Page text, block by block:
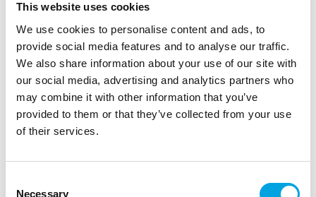
This website uses cookies
We use cookies to personalise content and ads, to
provide social media features and to analyse our traffic.
We also share information about your use of our site with
our social media, advertising and analytics partners who
may combine it with other information that you’ve
provided to them or that they’ve collected from your use
of their services.
Necessary